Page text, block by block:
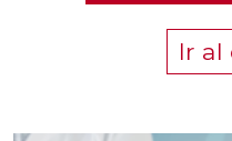
Ir al